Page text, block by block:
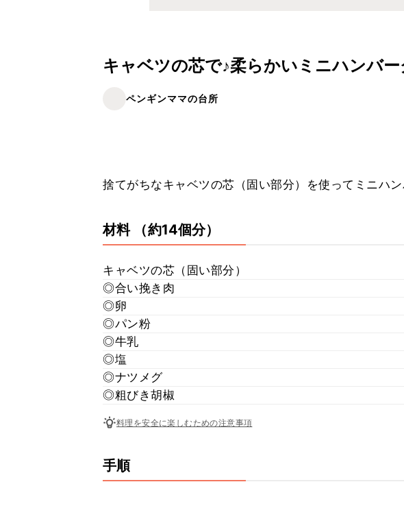
キャベツの芯で♪柔らかいミニハンバー
ペンギンママの台所
捨てがちなキャベツの芯（固い部分）を使ってミニハ
材料 （約14個分）
キャベツの芯（固い部分）
◎合い挽き肉
◎卵
◎パン粉
◎牛乳
◎塩
◎ナツメグ
◎粗びき胡椒
料理を安全に楽しむための注意事項
手順